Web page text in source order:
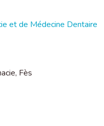
et de Médecine Dentaire
Fès